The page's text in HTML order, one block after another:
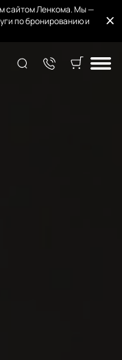
сайтом Ленкома. Мы —
по бронированию и